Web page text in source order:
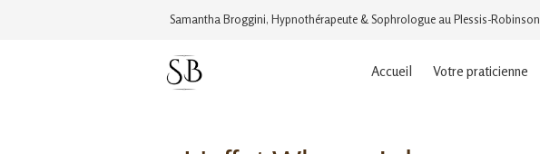
Samantha Broggini, Hypnothérapeute & Sophrologue au Plessis-Robinson
Accueil Votre praticienne